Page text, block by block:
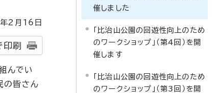
年2月 16 日
刷
んでい
の皆さん
催しました
「比治山公園の回遊性向上のため
のワークショップ」（第4回）を開
催します
「比治山公園の回遊性向上のため
のワークショップ」（第3回）を開